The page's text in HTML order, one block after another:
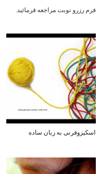
فرم رزرو نوبت مراجعه فرمائید.
اسکیزوفرنی به زبان ساده